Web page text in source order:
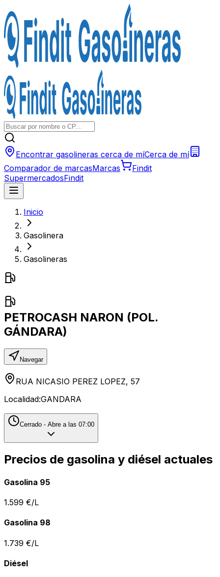
Encontrar gasolineras cerca de míCerca de mí
Comparador de marcasMarcas
Findit
SupermercadosFindit
Inicio
Gasolinera
Gasolineras
PETROCASH NARON (POL.
GÁNDARA)
Navegar
RUA NICASIO PEREZ LOPEZ, 57
Localidad:GANDARA
Cerrado - Abre a las 07:00
Precios de gasolina y diésel actuales
Gasolina 95
1.599 €/L
Gasolina 98
1.739 €/L
Diésel